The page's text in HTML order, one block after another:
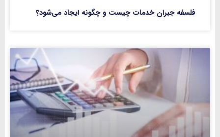
فلسفه جبران خدمات چیست و چگونه ایجاد می‌شود؟